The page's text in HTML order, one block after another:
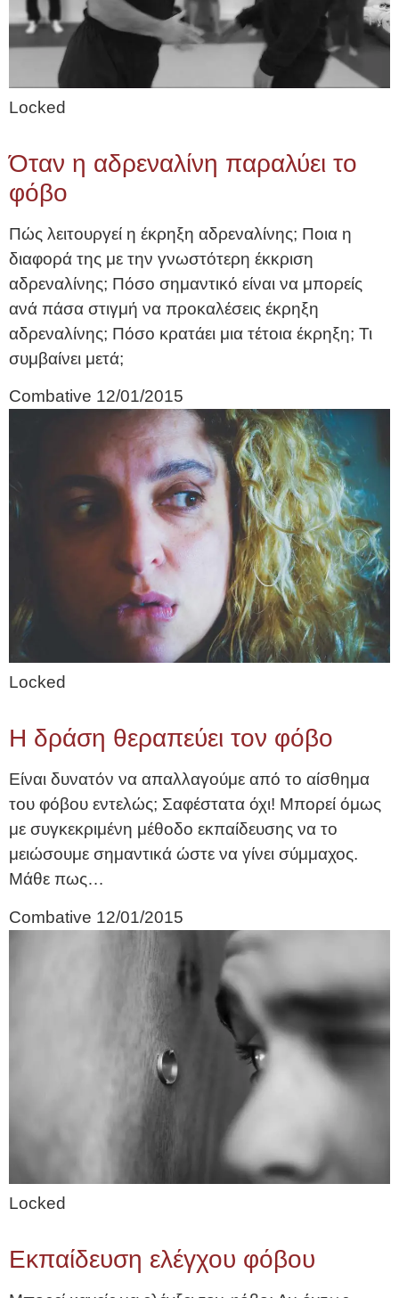
Locked
Όταν η αδρεναλίνη παραλύει το
φόβο
Πώς λειτουργεί η έκρηξη αδρεναλίνης; Ποια η
διαφορά της με την γνωστότερη έκκριση
αδρεναλίνης; Πόσο σημαντικό είναι να μπορείς
ανά πάσα στιγμή να προκαλέσεις έκρηξη
αδρεναλίνης; Πόσο κρατάει μια τέτοια έκρηξη; Τι
συμβαίνει μετά;
Combative 12/01/2015
Locked
Η δράση θεραπεύει τον φόβο
Είναι δυνατόν να απαλλαγούμε από το αίσθημα
του φόβου εντελώς; Σαφέστατα όχι! Μπορεί όμως
με συγκεκριμένη μέθοδο εκπαίδευσης να το
μειώσουμε σημαντικά ώστε να γίνει σύμμαχος.
Μάθε πως…
Combative 12/01/2015
Locked
Εκπαίδευση ελέγχου φόβου